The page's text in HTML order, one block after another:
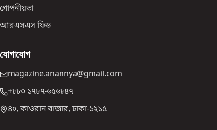
গোপনীয়তা
আরএসএস ফিড
যোগাযোগ
magazine.anannya@gmail.com
+৮৮০ ১৭৮৭-৬৫৬৮৪৭
৪০, কাওরান বাজার, ঢাকা-১২১৫